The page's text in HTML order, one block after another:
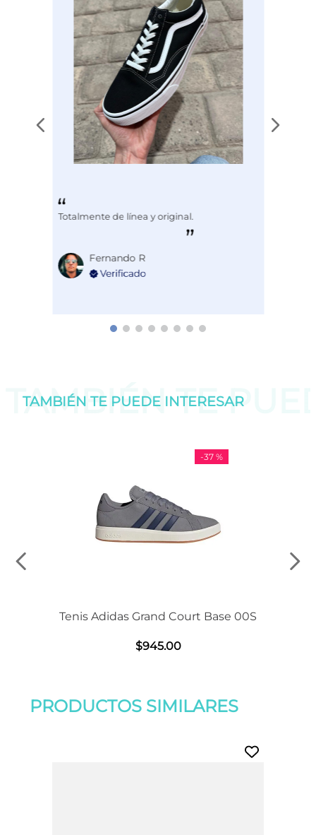
Totalmente de línea y original.
Fernando R
TAMBIÉN TE
TAMBIÉN TE PUEDE INTERESAR
-37 %
Tenis Adidas Grand Court Base 00S
$945.00
PRODUCTOS SIMILARES